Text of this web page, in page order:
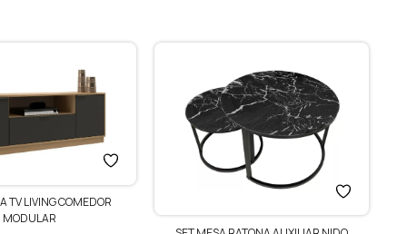
TV LIVING COMEDOR
MODULAR